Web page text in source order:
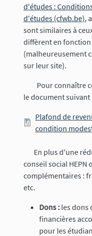
d'études :
d'études (cfwb.be),
sont similaires à
diffèrent en
(malheureusement
sur leur site).
Pour connaître
le document suivant
Document
Plafond de
condition
En plus d'une
conseil social HEPN
complémentaires :
etc.
Dons : les dons
financières
pour les